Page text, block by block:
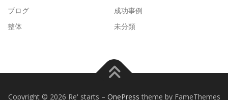
ブログ
成功事例
整体
未分類
Copyright © 2026 Re' starts – OnePress theme by FameThemes